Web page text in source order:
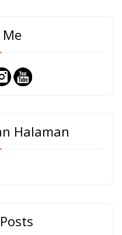
Halaman